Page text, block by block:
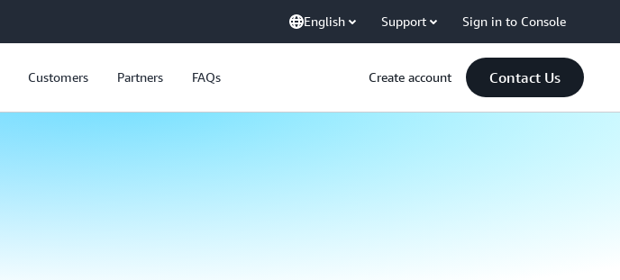
English Support Sign in to Console
Customers Partners FAQs Create account Contact Us